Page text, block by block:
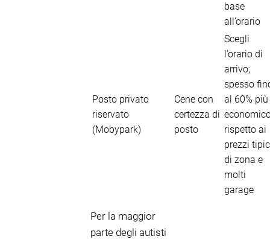
base
all’orario
Posto privato
riservato
(Mobypark)
Cene con
certezza di
posto
Scegli
l’orario di
arrivo;
spesso
al 60% più
rispetto ai
prezzi
di zona e
molti
garage
Per la maggior
parte degli autisti